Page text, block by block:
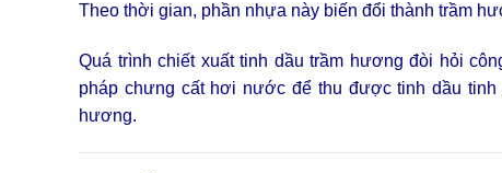
Theo thời gian, phần nhựa này biến đổi thành trầm
Quá trình chiết xuất tinh dầu trầm hương đòi hỏi
pháp chưng cất hơi nước để thu được tinh dầu
hương.